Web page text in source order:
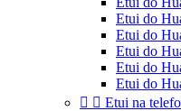
Etui do
Etui do
Etui do
Etui do
Etui do
  Etui na